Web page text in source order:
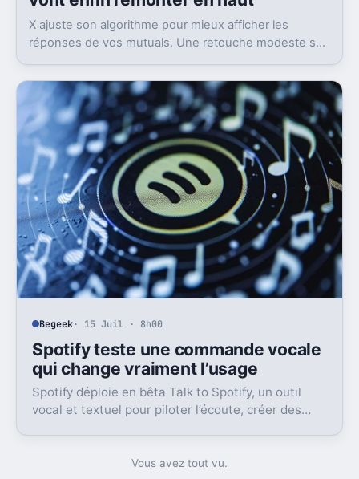
X ajuste son algorithme pour mieux afficher les
réponses de vos mutuals. Une retouche modeste sur
Begeek· 15 Juil · 8h00
Spotify teste une commande vocale
qui change vraiment l’usage
Spotify déploie en bêta Talk to Spotify, un outil
vocal et textuel pour piloter l’écoute, créer des